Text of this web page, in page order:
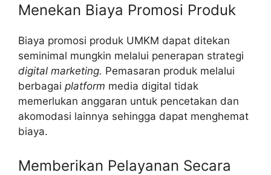
Menekan Biaya Promosi Produk
Biaya promosi produk UMKM dapat ditekan
seminimal mungkin melalui penerapan strategi
digital marketing. Pemasaran produk melalui
berbagai platform media digital tidak
memerlukan anggaran untuk pencetakan dan
akomodasi lainnya sehingga dapat menghemat
biaya.
Memberikan Pelayanan Secara